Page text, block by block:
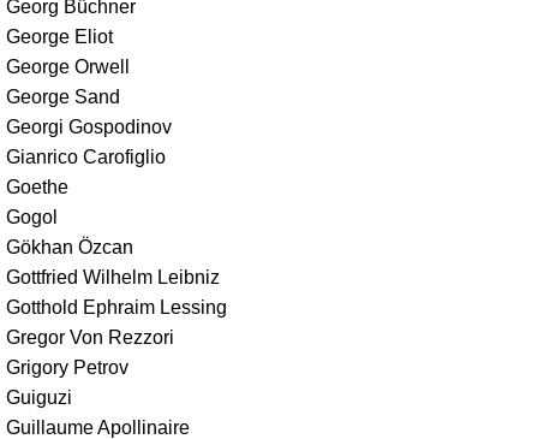
Georg Büchner
George Eliot
George Orwell
George Sand
Georgi Gospodinov
Gianrico Carofiglio
Goethe
Gogol
Gökhan Özcan
Gottfried Wilhelm Leibniz
Gotthold Ephraim Lessing
Gregor Von Rezzori
Grigory Petrov
Guiguzi
Guillaume Apollinaire